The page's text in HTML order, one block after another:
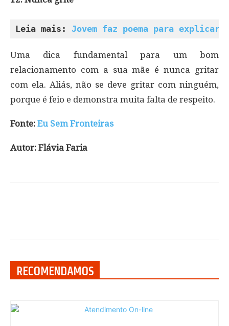
Leia mais: Jovem faz poema para explicar
Uma dica fundamental para um bom
relacionamento com a sua mãe é nunca gritar
com ela. Aliás, não se deve gritar com ninguém,
porque é feio e demonstra muita falta de respeito.
Fonte: Eu Sem Fronteiras
Autor: Flávia Faria
RECOMENDAMOS